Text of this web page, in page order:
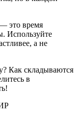
это время
Используйте
а не
Как складываются
в